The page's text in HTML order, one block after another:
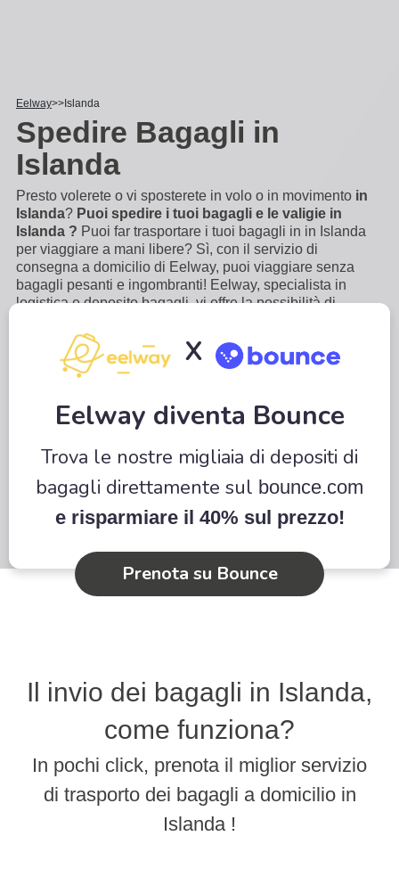
Eelway Islanda
Spedire Bagagli in
Islanda
Presto volerete o vi sposterete in volo o in movimento in
Islanda? Puoi spedire i tuoi bagagli e le valigie in
Islanda ? Puoi far trasportare i tuoi bagagli in in Islanda
per viaggiare a mani libere? Sì, con il servizio di
consegna a domicilio di Eelway, puoi viaggiare senza
bagagli pesanti e ingombranti! Eelway, specialista in
logistica e deposito bagagli, vi offre la possibilità di
c'è bisogno di accompagnare i vostri bagagli,
X
Eelway diventa Bounce
Trova le nostre migliaia di depositi di
bagagli direttamente sul bounce.com
e risparmiare il 40% sul prezzo!
Prenota su Bounce
Il invio dei bagagli in Islanda,
come funziona?
In pochi click, prenota il miglior servizio
di trasporto dei bagagli a domicilio in
Islanda !